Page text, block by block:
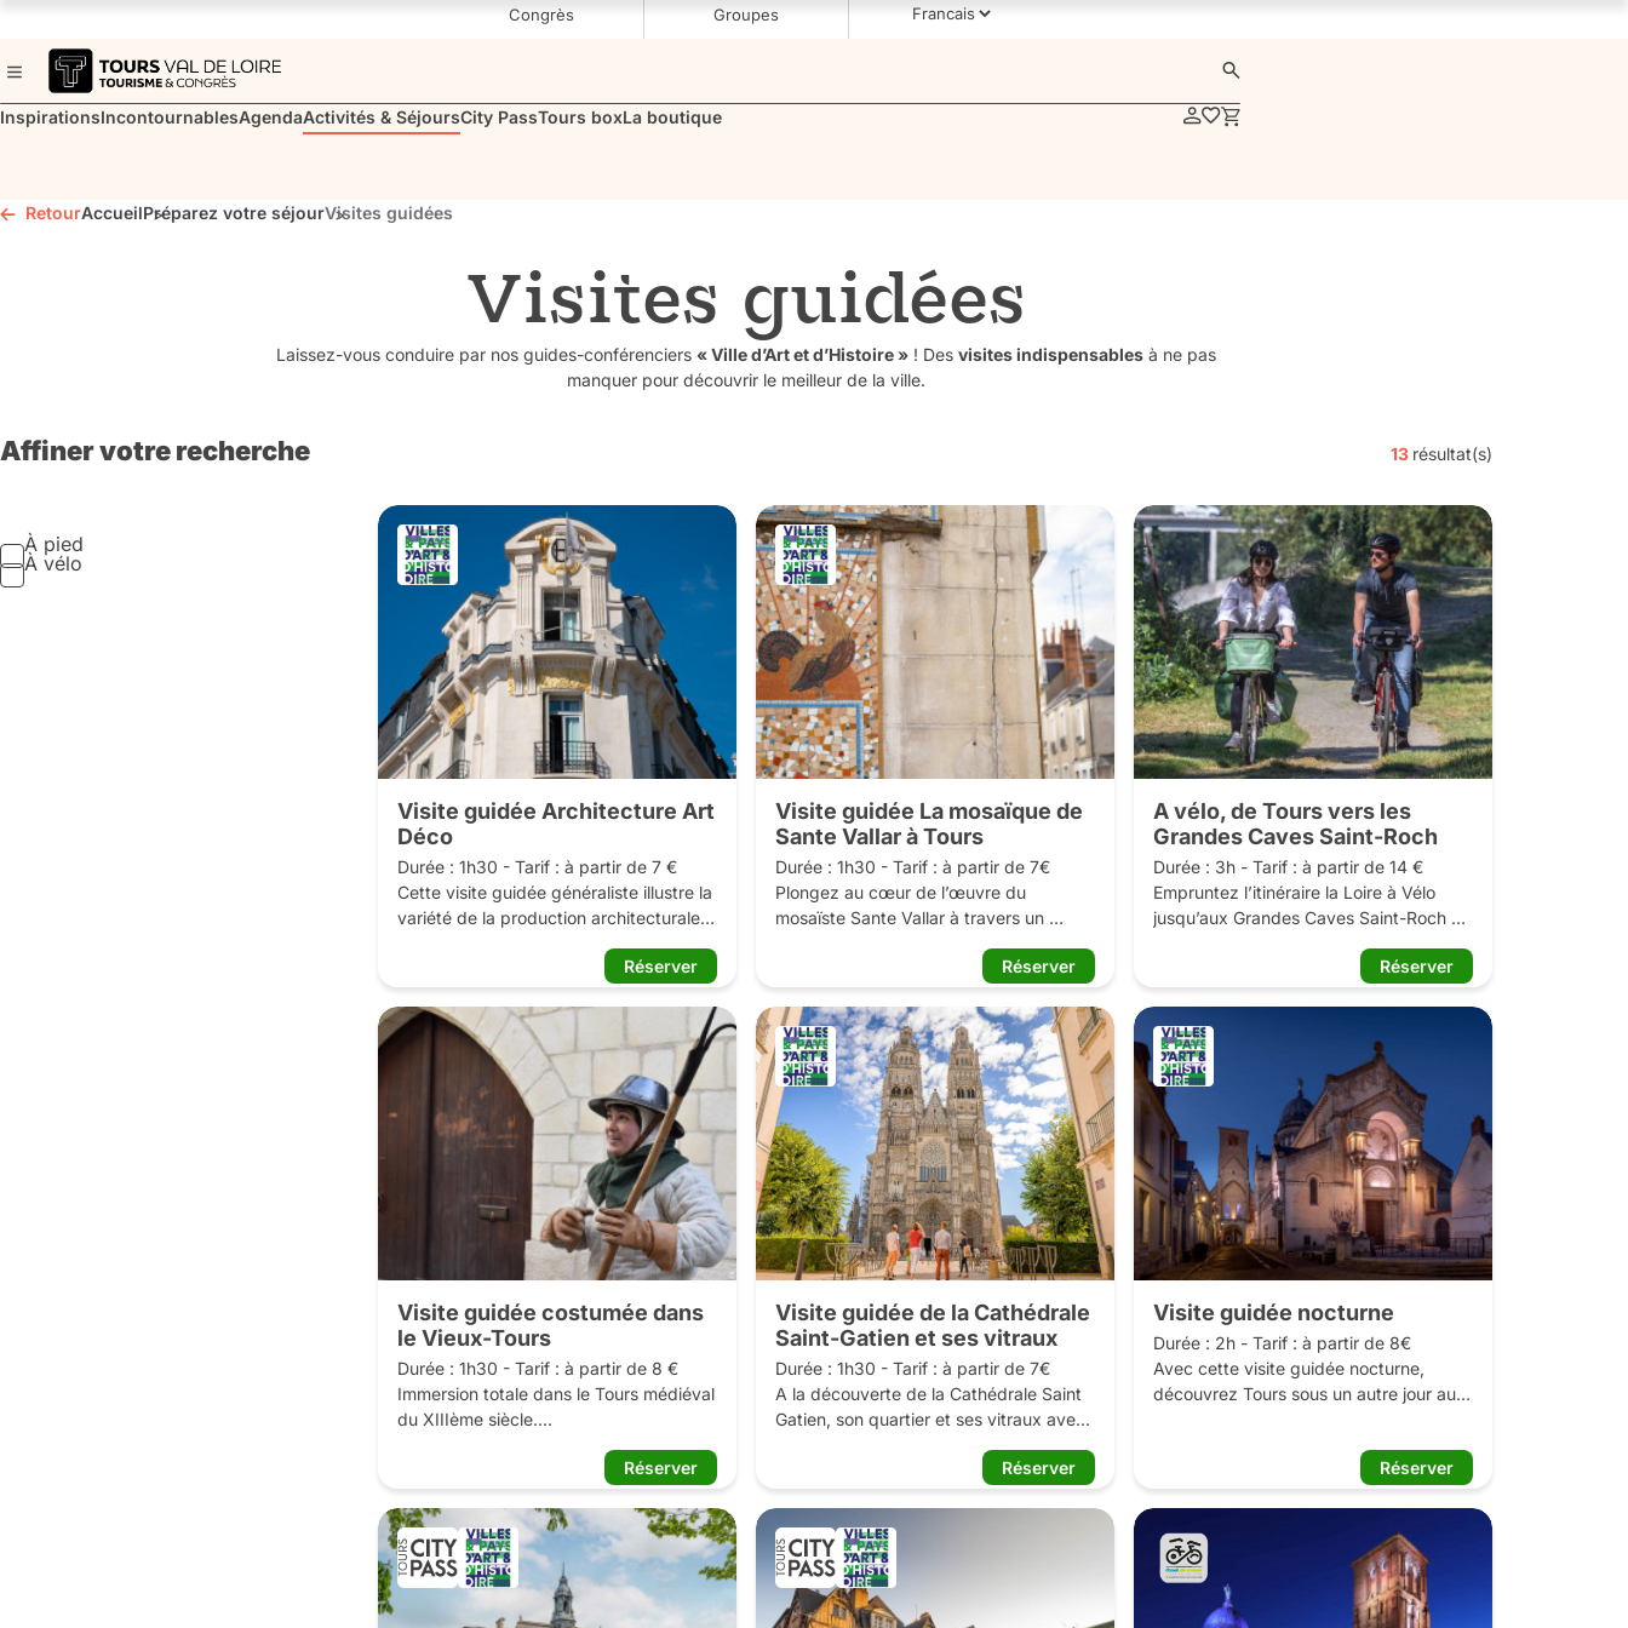
Congrès Groupes
InspirationsIncontournablesAgendaActivités & SéjoursCity PassTours boxLa boutique
RetourAccueilPréparez votre séjourVisites guidées
Visites guidées
Laissez-vous conduire par nos guides-conférenciers « Ville d’Art et d’Histoire » ! Des visites indispensables à ne pas
manquer pour découvrir le meilleur de la ville.
13 résultat(s)
Affiner votre recherche
À pied
À vélo
Visite guidée Architecture Art
Déco
Durée : 1h30 - Tarif : à partir de 7 €
Cette visite guidée généraliste illustre la
variété de la production architecturale
individuelles, logements collectifs,
commerces, édifices publics...
Le style art déco se développe dans la
première moitié du XXe siècle. Il
manifeste une tendance vers une
simplification des formes où les décors
sont géométrisés, stylisés. Sous la
conduite d’un guide-conférencier,
l’Office de Tourisme Tours et la ville de
Tours vous proposent une visite des
édifices Art déco de la cité ligérienne.
Cette visite est labelisée Ville d’Art et
d’Histoire.
Réserver
Visite guidée La mosaïque de
Sante Vallar à Tours
Durée : 1h30 - Tarif : à partir de 7€
Plongez au cœur de l’œuvre du
mosaïste Sante Vallar à travers un
la découverte de mosaïques plus
colorées les unes des autres.
Accompagnée d’un guide-conférencier,
vous en apprendrez davantage sur
Sante Vallar et la place de la mosaïque
dans la ville au début du XXème siècle,
de son renouveau à la création
prolifique de Vallar jusqu’au regain
d’intérêt de nos jours.
Cette visite est labelisée Ville d’Art et
d’Histoire.
Réserver
A vélo, de Tours vers les
Grandes Caves Saint-Roch
Durée : 3h - Tarif : à partir de 14 €
Empruntez l’itinéraire la Loire à Vélo
jusqu’aux Grandes Caves Saint-Roch
dans les caves troglodytes les plus
vastes en Touraine. Découvrez la
vignoble ligérien, autour d’une
dégustation.
Les + de cette balade :
	Un parcours facile au fil de la Loire
(14 km Aller-Retour)
	La découverte de caves
troglodytes typiques de la Touraine
	Une dégustation de 3 à 4 vins
(possibilité d’avoir des vins
désalcoolisés)
Réserver
Visite guidée costumée dans
le Vieux-Tours
Durée : 1h30 - Tarif : à partir de 8 €
Immersion totale dans le Tours médiéval
du XIIIème siècle.
la fille intrépide d'un milicien croisé.
Incarnée par votre guide conférencière
en tenue de combat d'époque, explorez
ensemble une cité au passé foisonnant.
Imprégnez-vous de la double identité
de Tours, avec l’évêque régnant sur sa
Réserver
Visite guidée de la Cathédrale
Saint-Gatien et ses vitraux
Durée : 1h30 - Tarif : à partir de 7€
A la découverte de la Cathédrale Saint
Gatien, son quartier et ses vitraux avec
Le quartier Saint-Gatien est l’un des
caractéristiques de Tours. Siège de
Caesarodunum au Ier siècle de notre
ère, chef-lieu romain, il devient un
centre religieux sous l’autorité des
Réserver
Visite guidée nocturne
Durée : 2h - Tarif : à partir de 8€
Avec cette visite guidée nocturne,
découvrez Tours sous un autre jour au
Offrez-vous une nouvelle lecture de la
ville à la nuit tombée. Le « Parcours
magnifiant ses monuments et espaces
naturels. Rues du Vieux-Tours, maisons
à pans de bois de la Place Plumereau,
Basilique Saint-Martin, Tour
Réserver